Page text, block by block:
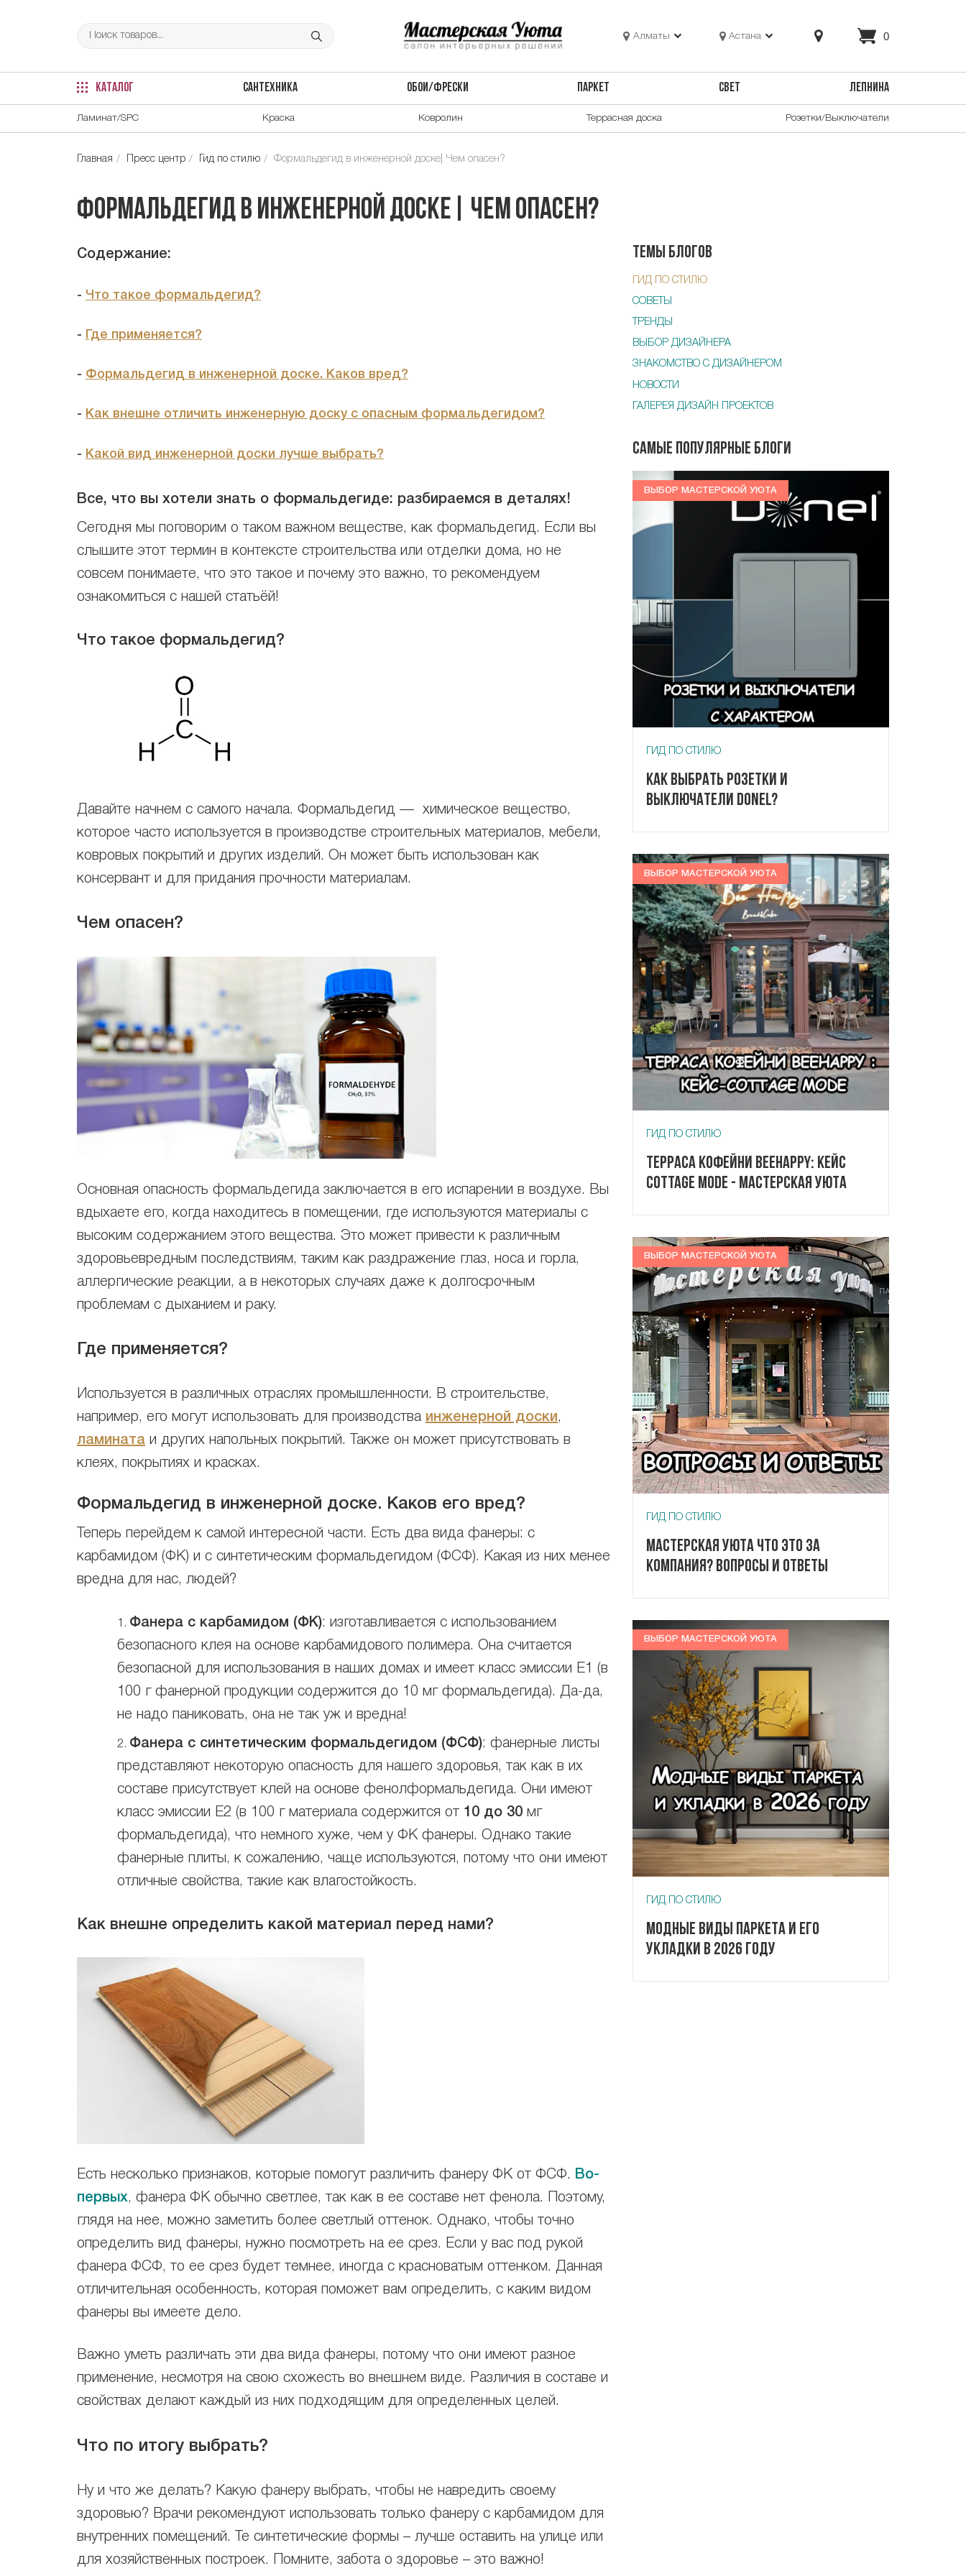
Алматы Астана 0
КАТАЛОГ САНТЕХНИКА ОБОИ/ФРЕСКИ ПАРКЕТ СВЕТ ЛЕПНИНА
Ламинат/SPC Краска Ковролин Террасная доска Розетки/Выключатели
Главная Пресс центр Гид по стилю Формальдегид в инженерной доске| Чем опасен?
Формальдегид в инженерной доске| Чем опасен?
Содержание:
- Что такое формальдегид?
- Где применяется?
- Формальдегид в инженерной доске. Каков вред?
- Как внешне отличить инженерную доску с опасным формальдегидом?
- Какой вид инженерной доски лучше выбрать?
Все, что вы хотели знать о формальдегиде: разбираемся в деталях!
Сегодня мы поговорим о таком важном веществе, как формальдегид. Если вы
слышите этот термин в контексте строительства или отделки дома, но не
совсем понимаете, что это такое и почему это важно, то рекомендуем
ознакомиться с нашей статьёй!
Что такое формальдегид?
Давайте начнем с самого начала. Формальдегид — химическое вещество,
которое часто используется в производстве строительных материалов, мебели,
ковровых покрытий и других изделий. Он может быть использован как
консервант и для придания прочности материалам.
Чем опасен?
Основная опасность формальдегида заключается в его испарении в воздухе. Вы
вдыхаете его, когда находитесь в помещении, где используются материалы с
высоким содержанием этого вещества. Это может привести к различным
здоровьевредным последствиям, таким как раздражение глаз, носа и горла,
аллергические реакции, а в некоторых случаях даже к долгосрочным
проблемам с дыханием и раку.
Где применяется?
Используется в различных отраслях промышленности. В строительстве,
например, его могут использовать для производства инженерной доски,
ламината и других напольных покрытий. Также он может присутствовать в
клеях, покрытиях и красках.
Формальдегид в инженерной доске. Каков его вред?
Теперь перейдем к самой интересной части. Есть два вида фанеры: с
карбамидом (ФК) и с синтетическим формальдегидом (ФСФ). Какая из них менее
вредна для нас, людей?
Фанера с карбамидом (ФК): изготавливается с использованием
безопасного клея на основе карбамидового полимера. Она считается
безопасной для использования в наших домах и имеет класс эмиссии Е1 (в
100 г фанерной продукции содержится до 10 мг формальдегида). Да-да,
не надо паниковать, она не так уж и вредна!
Фанера с синтетическим формальдегидом (ФСФ): фанерные листы
представляют некоторую опасность для нашего здоровья, так как в их
составе присутствует клей на основе фенолформальдегида. Они имеют
класс эмиссии Е2 (в 100 г материала содержится от 10 до 30 мг
формальдегида), что немного хуже, чем у ФК фанеры. Однако такие
фанерные плиты, к сожалению, чаще используются, потому что они имеют
отличные свойства, такие как влагостойкость.
Как внешне определить какой материал перед нами?
Есть несколько признаков, которые помогут различить фанеру ФК от ФСФ.
Во-
первых, фанера ФК обычно светлее, так как в ее составе нет фенола. Поэтому,
глядя на нее, можно заметить более светлый оттенок. Однако, чтобы точно
определить вид фанеры, нужно посмотреть на ее срез. Если у вас под рукой
фанера ФСФ, то ее срез будет темнее, иногда с красноватым оттенком. Данная
отличительная особенность, которая поможет вам определить, с каким видом
фанеры вы имеете дело.
Важно уметь различать эти два вида фанеры, потому что они имеют разное
применение, несмотря на свою схожесть во внешнем виде. Различия в составе и
свойствах делают каждый из них подходящим для определенных целей.
Что по итогу выбрать?
Ну и что же делать? Какую фанеру выбрать, чтобы не навредить своему
здоровью? Врачи рекомендуют использовать только фанеру с карбамидом для
внутренних помещений. Те синтетические формы – лучше оставить на улице или
для хозяйственных построек. Помните, забота о здоровье – это важно!
Темы блогов
ГИД ПО СТИЛЮ
СОВЕТЫ
ТРЕНДЫ
ВЫБОР ДИЗАЙНЕРА
ЗНАКОМСТВО С ДИЗАЙНЕРОМ
НОВОСТИ
ГАЛЕРЕЯ ДИЗАЙН ПРОЕКТОВ
Самые популярные блоги
ВЫБОР МАСТЕРСКОЙ УЮТА
ГИД ПО СТИЛЮ
Как выбрать розетки и
выключатели Donel?
ВЫБОР МАСТЕРСКОЙ УЮТА
ГИД ПО СТИЛЮ
Терраса кофейни Beehappy: кейс
Cottage Mode - Мастерская Уюта
ВЫБОР МАСТЕРСКОЙ УЮТА
ГИД ПО СТИЛЮ
Мастерская Уюта что это за
компания? Вопросы и ответы
ВЫБОР МАСТЕРСКОЙ УЮТА
ГИД ПО СТИЛЮ
Модные виды паркета и его
укладки в 2026 году